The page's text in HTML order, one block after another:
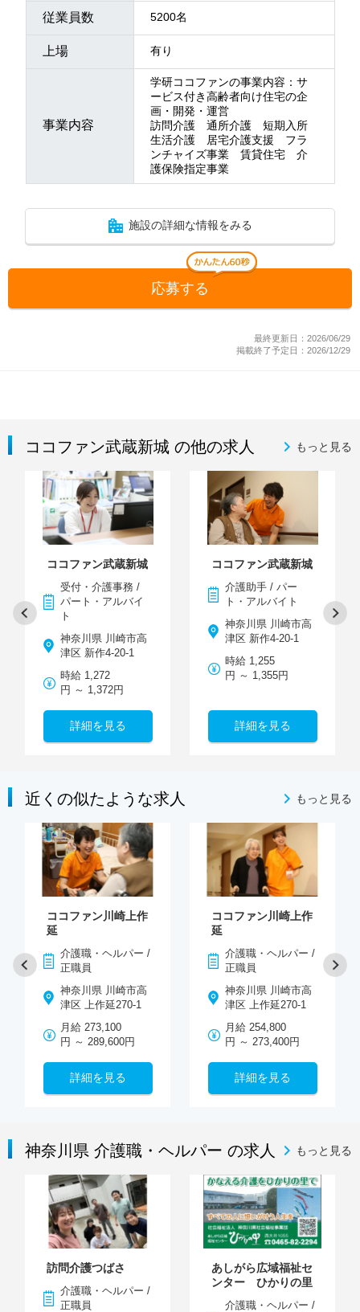
従業員数 5200名
上場 有り
事業内容
学研ココファンの事業内容：サ
ービス付き高齢者向け住宅の企
画・開発・運営
訪問介護 通所介護 短期入所
生活介護 居宅介護支援 フラ
ンチャイズ事業 賃貸住宅 介
護保険指定事業
施設の詳細な情報をみる
応募する
最終更新日：2026/06/29
掲載終了予定日：2026/12/29
ココファン武蔵新城 の他の求人 もっと見る
ココファン武蔵新城
受付・介護事務 /
パート・アルバイ
ト
神奈川県 川崎市高
津区 新作4-20-1
時給 1,272
円 ～ 1,372円
詳細を見る
ココファン武蔵新城
介護助手 / パー
ト・アルバイト
神奈川県 川崎市高
津区 新作4-20-1
時給 1,255
円 ～ 1,355円
詳細を見る
近くの似たような求人 もっと見る
ココファン川崎上作
延
介護職・ヘルパー /
正職員
神奈川県 川崎市高
津区 上作延270-1
月給 273,100
円 ～ 289,600円
詳細を見る
ココファン川崎上作
延
介護職・ヘルパー /
正職員
神奈川県 川崎市高
津区 上作延270-1
月給 254,800
円 ～ 273,400円
詳細を見る
神奈川県 介護職・ヘルパー の求人 もっと見る
訪問介護つばさ
介護職・ヘルパー /
正職員
あしがら広域福祉セ
ンター ひかりの里
介護職・ヘルパー /